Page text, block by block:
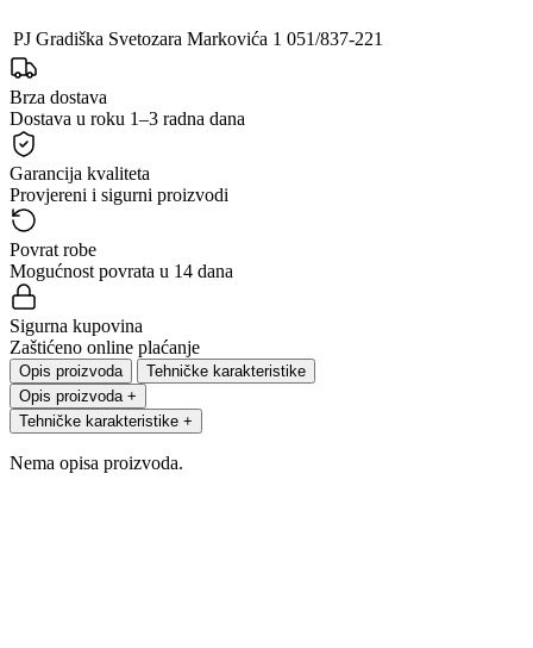
PJ Gradiška Svetozara Markovića 1 051/837-221
Brza dostava
Dostava u roku 1–3 radna dana
Garancija kvaliteta
Provjereni i sigurni proizvodi
Povrat robe
Mogućnost povrata u 14 dana
Sigurna kupovina
Zaštićeno online plaćanje
Opis proizvoda
Tehničke karakteristike
Opis proizvoda +
Tehničke karakteristike +
Nema opisa proizvoda.